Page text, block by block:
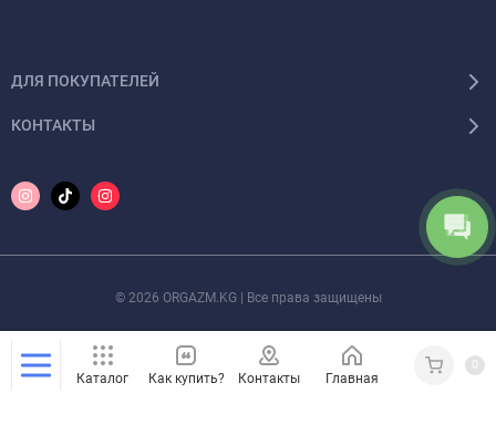
ДЛЯ ПОКУПАТЕЛЕЙ
КОНТАКТЫ
© 2026 ORGAZM.KG | Все права защищены
Каталог Как купить? Контакты Главная Кабинет
0